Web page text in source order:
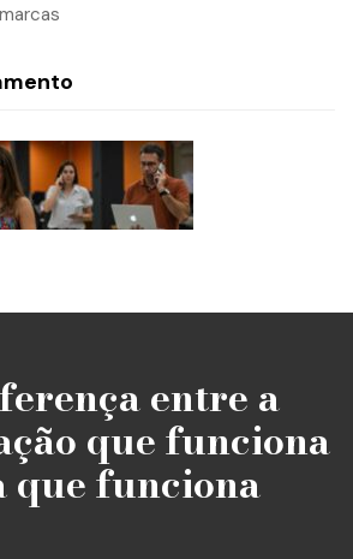
entre a
que funciona
que funciona